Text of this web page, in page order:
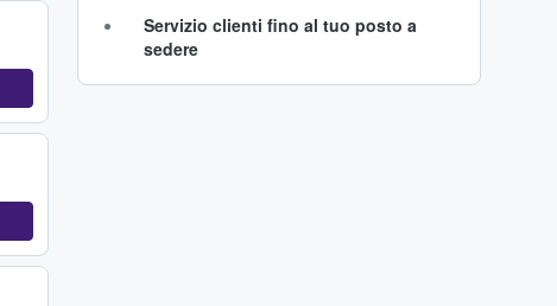
Servizio clienti fino al tuo posto a
sedere